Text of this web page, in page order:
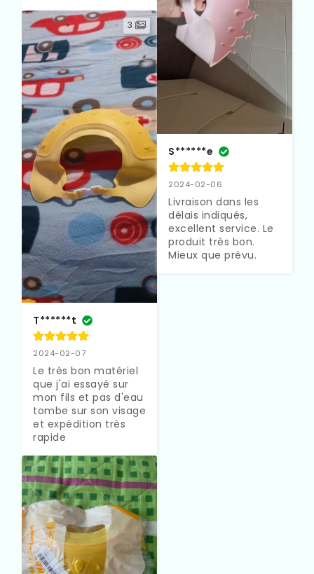
3
T******t
2024-02-07
Le très bon matériel
que j'ai essayé sur
mon fils et pas d'eau
tombe sur son visage
et expédition très
rapide
S******e
2024-02-06
Livraison dans les
délais indiqués,
excellent service. Le
produit très bon.
Mieux que prévu.